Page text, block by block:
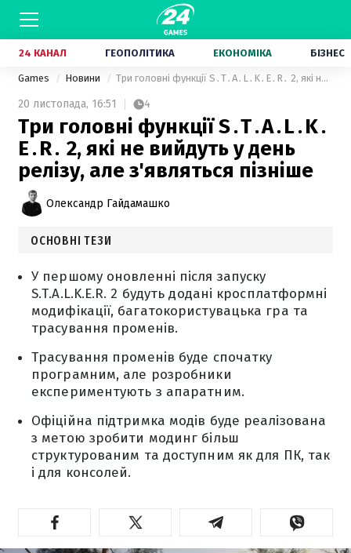
24 КАНАЛ ГЕОПОЛІТИКА ЕКОНОМІКА БІЗНЕС
Games Новини Три головні функції S․T․A․L․K․E․R․ 2, які не вийдуть у день релізу, але з'являться пізніше
20 листопада, 16:51 4
Три головні функції S․T․A․L․K․
E․R․ 2, які не вийдуть у день
релізу, але з'являться пізніше
Олександр Гайдамашко
ОСНОВНІ ТЕЗИ
У першому оновленні після запуску
S.T.A.L.K.E.R. 2 будуть додані кросплатформні
модифікації, багатокористувацька гра та
трасування променів.
Трасування променів буде спочатку
програмним, але розробники
експериментують з апаратним.
Офіційна підтримка модів буде реалізована
з метою зробити модинг більш
структурованим та доступним як для ПК, так
і для консолей.